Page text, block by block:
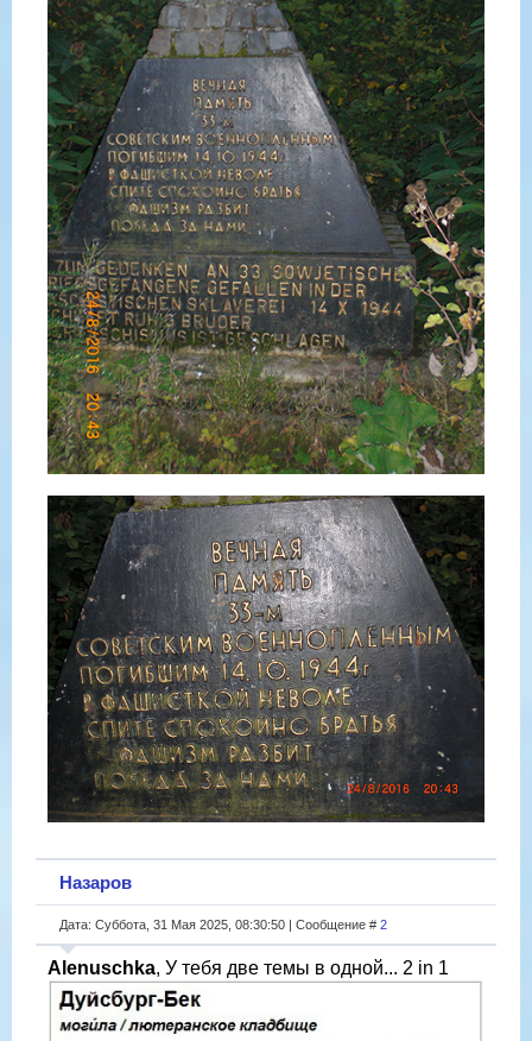
Назаров
Дата: Суббота, 31 Мая 2025, 08:30:50 | Сообщение # 2
Alenuschka, У тебя две темы в одной... 2 in 1